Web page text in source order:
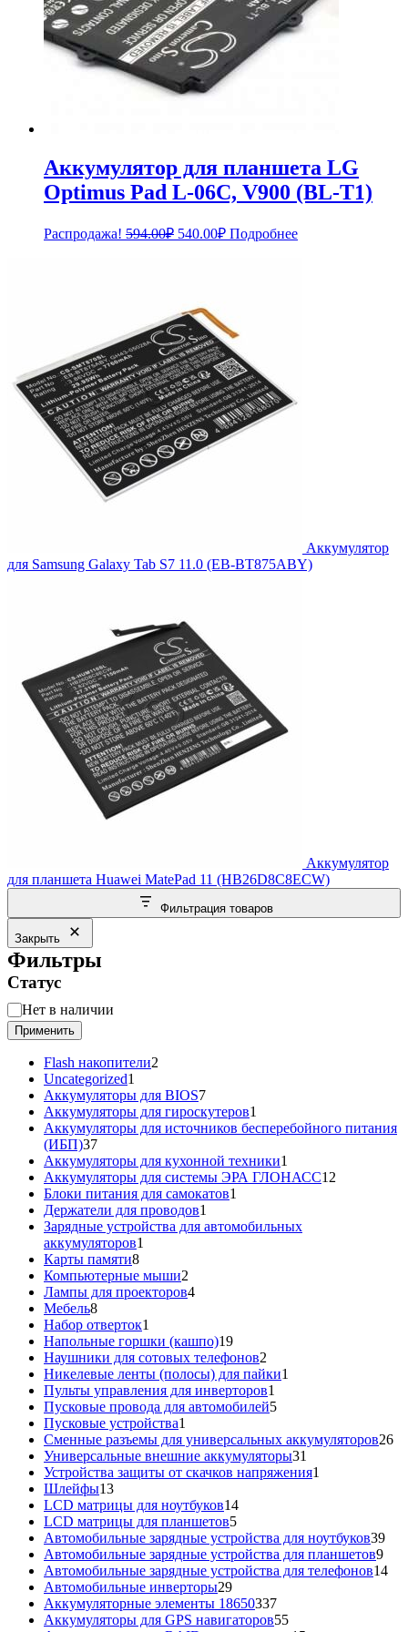
Аккумулятор для планшета LG
Optimus Pad L-06C, V900 (BL-T1)
Распродажа! 594.00₽ Первоначальная
540.00₽Текущая
цена:
Подробнее
Аккумулятор
для Samsung Galaxy Tab S7 11.0 (EB-BT875ABY)
Аккумулятор
для планшета Huawei MatePad 11 (HB26D8C8ECW)
Фильтрация товаров
Закрыть
Фильтры
Статус
Статус
Нет в наличии
Применить
Flash накопители2
Uncategorized1
товар
Аккумуляторы для BIOS77
товаров
Аккумуляторы для гироскутеров1
товар
Аккумуляторы для источников бесперебойного питания
(ИБП)3737
товаров
Аккумуляторы для кухонной техники1
товар
Аккумуляторы для системы ЭРА ГЛОНАСС12
Блоки питания для самокатов1
Держатели для проводов1
товар
Зарядные устройства для автомобильных
аккумуляторов1
Карты памяти88
товаров
Компьютерные мыши2
товара
Лампы для проекторов44
Мебель88
товаров
Набор отверток1
товар
Напольные горшки (кашпо)1919
товаров
Наушники для сотовых телефонов2
товара
Никелевые ленты (полосы) для пайки1
Пульты управления для инверторов1
товар
Пусковые провода для автомобилей55
Пусковые устройства1
товар
Сменные разъемы для универсальных аккумуляторов2626
Универсальные внешние аккумуляторы31
товар
Устройства защиты от скачков напряжения1
Шлейфы1313
товаров
LCD матрицы для ноутбуков1414
LCD матрицы для планшетов55
товаров
Автомобильные зарядные устройства для ноутбуков3939
Автомобильные зарядные устройства для планшетов99
Автомобильные зарядные устройства для телефонов1414
Автомобильные инверторы2929
товаров
Аккумуляторные элементы 18650337337
товаров
Аккумуляторы для GPS навигаторов5555